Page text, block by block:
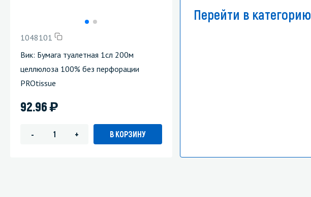
1048101
Вик: Бумага туалетная 1сл 200м
целлюлоза 100% без перфорации
PROtissue
92.96)
- + В КОРЗИНУ
Перейти в категорию